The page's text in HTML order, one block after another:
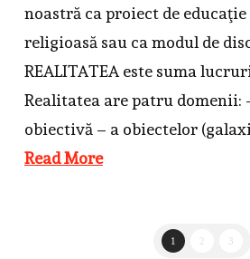
noastră ca proiect de
religioasă sau ca modul de
REALITATEA este suma
Realitatea are patru domenii:
obiectivă – a obiectelor
Read More
1 3